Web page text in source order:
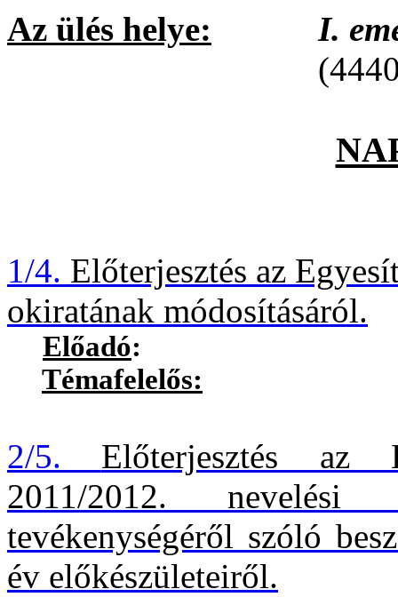
Az ülés helye: I.
(4440
1/4. Előterjesztés az
okiratának módosításáról.
Előadó:
Témafelelős:
2/5.
Előterjesztés az
2011/2012. nevelési
tevékenységéről szóló
év előkészületeiről.